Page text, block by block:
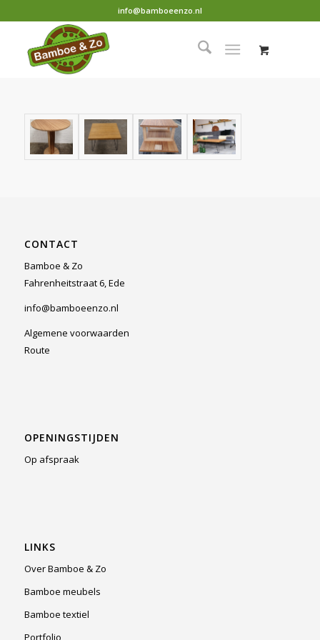
info@bamboeenzo.nl
CONTACT
Bamboe & Zo
Fahrenheitstraat 6, Ede
info@bamboeenzo.nl
Algemene voorwaarden
Route
OPENINGSTIJDEN
Op afspraak
LINKS
Over Bamboe & Zo
Bamboe meubels
Bamboe textiel
Portfolio